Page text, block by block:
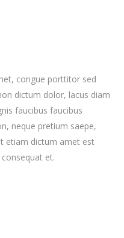
congue porttitor sed
dictum dolor, lacus diam
faucibus faucibus
neque pretium saepe,
etiam dictum amet est
et.